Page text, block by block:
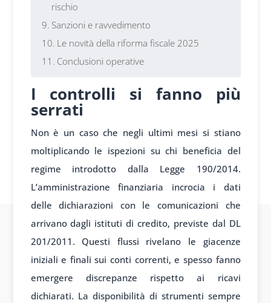
rischio
Sanzioni e ravvedimento
Le novità della riforma fiscale 2025
Conclusioni operative
I controlli si fanno più
serrati
Non è un caso che negli ultimi mesi si stiano
moltiplicando le ispezioni su chi beneficia del
regime introdotto dalla Legge 190/2014.
L’amministrazione finanziaria incrocia i dati
delle dichiarazioni con le comunicazioni che
arrivano dagli istituti di credito, previste dal DL
201/2011. Questi flussi rivelano le giacenze
iniziali e finali sui conti correnti, e spesso fanno
emergere discrepanze rispetto ai ricavi
dichiarati. La disponibilità di strumenti sempre